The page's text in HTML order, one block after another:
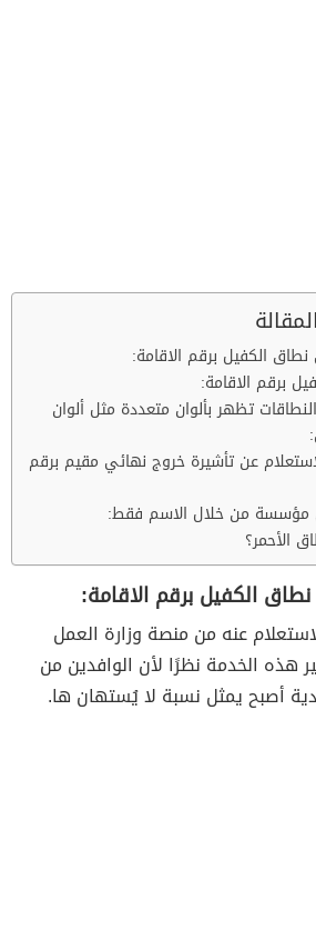
الكفيل برقم الاقامة:
برقم الاقامة:
تظهر بألوان متعددة مثل ألوان
عن تأشيرة خروج نهائي مقيم برقم
مؤسسة من خلال الاسم فقط:
الأحمر؟
الكفيل برقم الاقامة:
عنه من منصة وزارة العمل
هذه الخدمة نظرًا لأن الوافدين من
أصبح يمثل نسبة لا يُستهان ها.